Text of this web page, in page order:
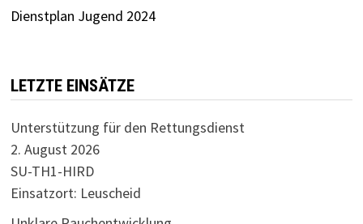
Dienstplan Jugend 2024
LETZTE EINSÄTZE
Unterstützung für den Rettungsdienst
2. August 2026
SU-TH1-HIRD
Einsatzort: Leuscheid